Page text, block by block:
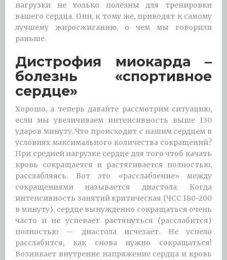
нагрузки не только полезны для тренировки
вашего сердца. Они, к тому же, приводят к самому
лучшему жиросжиганию, о чем мы говорили
раньше.
Дистрофия миокарда –
болезнь «спортивное
сердце»
Хорошо, а теперь давайте рассмотрим ситуацию,
если мы увеличиваем интенсивность выше 130
ударов минуту. Что происходит с нашим сердцем в
условиях максимального количества сокращений?
При средней нагрузке сердце для того чтоб качать
кровь сокращается и растягивается полностью,
расслабляясь. Вот это «расслабление» между
сокращениями называется диастола. Когда
интенсивность занятий критическая (ЧСС 180-200
в минуту), сердце вынужденно сокращаться очень
часто и не успевает растянуться (расслабится)
полностью — диастола исчезает. Не успело
расслабится, как снова нужно сокращаться!
Возникает внутренне напряжение сердца и кровь